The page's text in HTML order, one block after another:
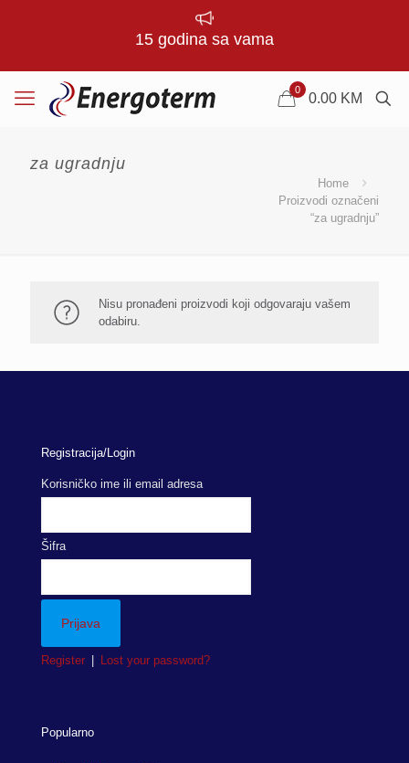
15 godina sa vama
0
0.00 KM
za ugradnju
Home
Proizvodi označeni
“za ugradnju”
Nisu pronađeni proizvodi koji odgovaraju vašem
odabiru.
Registracija/Login
Korisničko ime ili email adresa
Šifra
Register Lost your password?
Popularno